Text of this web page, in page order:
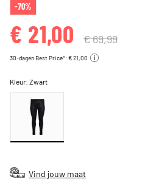
-70%
€ 21,00 € 69,99
30-dagen Best Price*: € 21,00
Kleur:Zwart
Vind jouw maat